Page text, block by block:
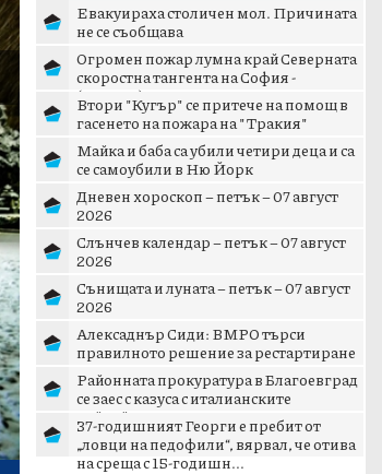
Next
Евакуираха столичен мол. Причината
не се съобщава
Огромен пожар лумна край Северната
скоростна тангента на София -
(ВИДЕО)
Втори "Кугър" се притече на помощ в
гасенето на пожара на "Тракия"
Майка и баба са убили четири деца и са
се самоубили в Ню Йорк
Дневен хороскоп – петък – 07 август
2026
Слънчев календар – петък – 07 август
2026
Сънищата и луната – петък – 07 август
2026
Алексаднър Сиди: ВМРО търси
правилното решение за рестартиране
на патриотичното пространст...
Районната прокуратура в Благоевград
се заес с казуса с италианските
тийнейджъри в Банско
37-годишният Георги е пребит от
„ловци на педофили“, вярвал, че отива
на среща с 15-годишн...